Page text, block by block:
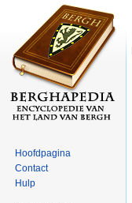
Hoofdpagina
Contact
Hulp